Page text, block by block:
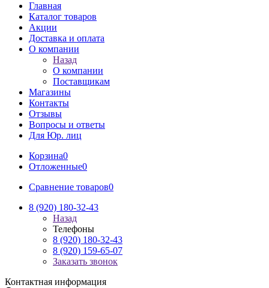
Главная
Каталог товаров
Акции
Доставка и оплата
О компании
Назад
О компании
Поставщикам
Магазины
Контакты
Отзывы
Вопросы и ответы
Для Юр. лиц
Корзина0
Отложенные0
Сравнение товаров0
8 (920) 180-32-43
Назад
Телефоны
8 (920) 180-32-43
8 (920) 159-65-07
Заказать звонок
Контактная информация